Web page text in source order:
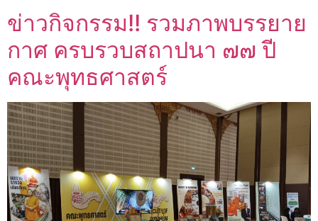
ข่าวกิจกรรม!! รวมภาพบรรยาย
กาศ ครบรวบสถาปนา ๗๗ ปี
คณะพุทธศาสตร์